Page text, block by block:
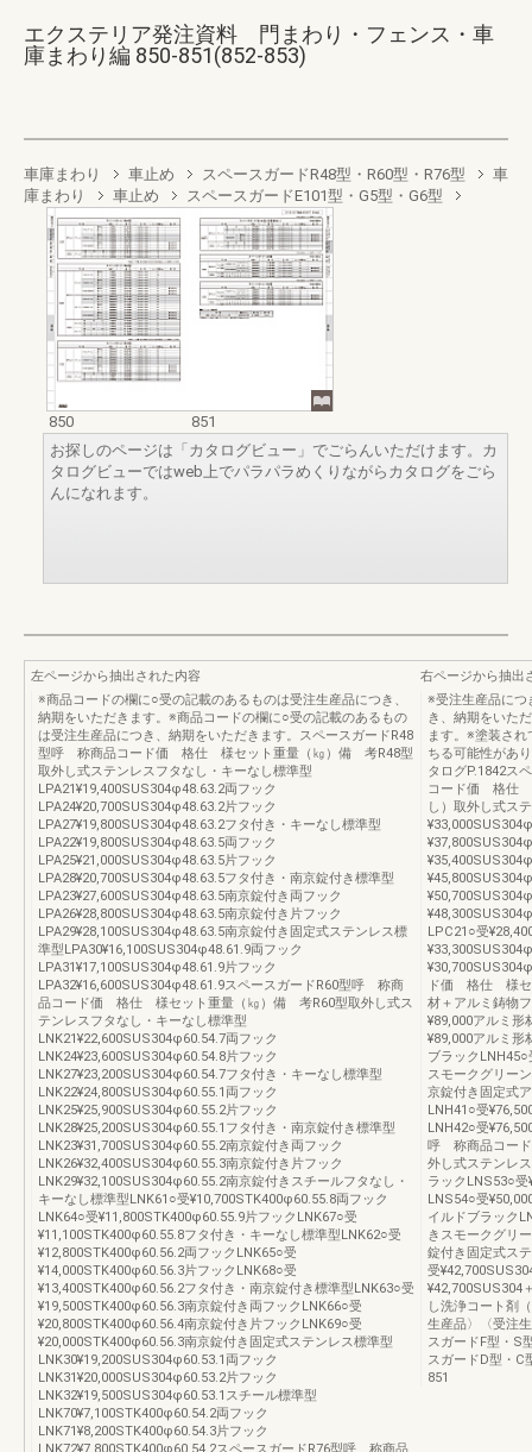
エクステリア発注資料 門まわり・フェンス・車
庫まわり編 850-851(852-853)
車庫まわり 車止め スペースガードR48型・R60型・R76型
車
庫まわり
車止め スペースガードE101型・G5型・G6型
850
851
お探しのページは「カタログビュー」でごらんいただけます。カ
タログビューではweb上でパラパラめくりながらカタログをごら
んになれます。
左ページから抽出された内容
※商品コードの欄に○受の記載のあるものは受注生産品につき、
納期をいただきます。※商品コードの欄に○受の記載のあるもの
は受注生産品につき、納期をいただきます。スペースガードR48
型呼 称商品コード価 格仕 様セット重量（㎏）備 考R48型
取外し式ステンレスフタなし・キーなし標準型
LPA21¥19,400SUS304φ48.63.2両フック
LPA24¥20,700SUS304φ48.63.2片フック
LPA27¥19,800SUS304φ48.63.2フタ付き・キーなし標準型
LPA22¥19,800SUS304φ48.63.5両フック
LPA25¥21,000SUS304φ48.63.5片フック
LPA28¥20,700SUS304φ48.63.5フタ付き・南京錠付き標準型
LPA23¥27,600SUS304φ48.63.5南京錠付き両フック
LPA26¥28,800SUS304φ48.63.5南京錠付き片フック
LPA29¥28,100SUS304φ48.63.5南京錠付き固定式ステンレス標
準型LPA30¥16,100SUS304φ48.61.9両フック
LPA31¥17,100SUS304φ48.61.9片フック
LPA32¥16,600SUS304φ48.61.9スペースガードR60型呼 称商
品コード価 格仕 様セット重量（㎏）備 考R60型取外し式ス
テンレスフタなし・キーなし標準型
LNK21¥22,600SUS304φ60.54.7両フック
LNK24¥23,600SUS304φ60.54.8片フック
LNK27¥23,200SUS304φ60.54.7フタ付き・キーなし標準型
LNK22¥24,800SUS304φ60.55.1両フック
LNK25¥25,900SUS304φ60.55.2片フック
LNK28¥25,200SUS304φ60.55.1フタ付き・南京錠付き標準型
LNK23¥31,700SUS304φ60.55.2南京錠付き両フック
LNK26¥32,400SUS304φ60.55.3南京錠付き片フック
LNK29¥32,100SUS304φ60.55.2南京錠付きスチールフタなし・
キーなし標準型LNK61○受¥10,700STK400φ60.55.8両フック
LNK64○受¥11,800STK400φ60.55.9片フックLNK67○受
¥11,100STK400φ60.55.8フタ付き・キーなし標準型LNK62○受
¥12,800STK400φ60.56.2両フックLNK65○受
¥14,000STK400φ60.56.3片フックLNK68○受
¥13,400STK400φ60.56.2フタ付き・南京錠付き標準型LNK63○受
¥19,500STK400φ60.56.3南京錠付き両フックLNK66○受
¥20,800STK400φ60.56.4南京錠付き片フックLNK69○受
¥20,000STK400φ60.56.3南京錠付き固定式ステンレス標準型
LNK30¥19,200SUS304φ60.53.1両フック
LNK31¥20,000SUS304φ60.53.2片フック
LNK32¥19,500SUS304φ60.53.1スチール標準型
LNK70¥7,100STK400φ60.54.2両フック
LNK71¥8,200STK400φ60.54.3片フック
LNK72¥7,800STK400φ60.54.2スペースガードR76型呼 称商品
右ページから抽出
※受注生産品につ
き、納期をいた
ます。※塗装さ
ちる可能性があ
タログP.1842ス
コード価 格仕
し）取外し式ス
LPC21○受
ド価 格仕 様セ
材＋アルミ鋳物
¥89,000アルミ形
¥89,000アルミ形
ブラック
スモークグリー
京錠付き固定式
LNH41○受
LNH42○受
呼 称商品コー
外し式ステンレ
ラックLNS53○
LNS54○受
イルドブラック
きスモークグリ
錠付き固定式ス
受
し洗浄コート剤
生産品〉〈受注
スガードF型・S
スガードD型・C
851